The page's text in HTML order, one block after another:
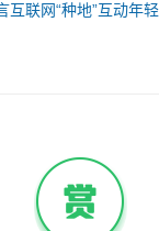
互联网“种地”互动年